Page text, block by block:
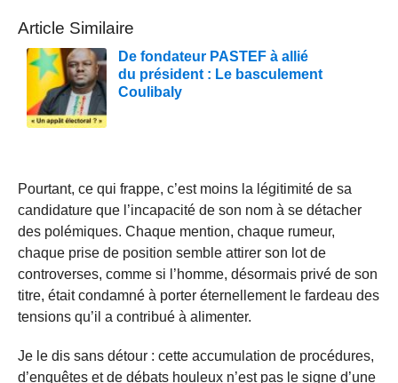
Article Similaire
De fondateur PASTEF à allié
du président : Le basculement
Coulibaly
Pourtant, ce qui frappe, c’est moins la légitimité de sa
candidature que l’incapacité de son nom à se détacher
des polémiques. Chaque mention, chaque rumeur,
chaque prise de position semble attirer son lot de
controverses, comme si l’homme, désormais privé de son
titre, était condamné à porter éternellement le fardeau des
tensions qu’il a contribué à alimenter.
Je le dis sans détour : cette accumulation de procédures,
d’enquêtes et de débats houleux n’est pas le signe d’une